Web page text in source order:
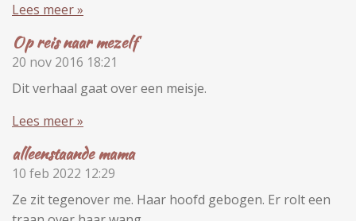
Lees meer »
Op reis naar mezelf
20 nov 2016 18:21
Dit verhaal gaat over een meisje.
Lees meer »
alleenstaande mama
10 feb 2022 12:29
Ze zit tegenover me. Haar hoofd gebogen. Er rolt een